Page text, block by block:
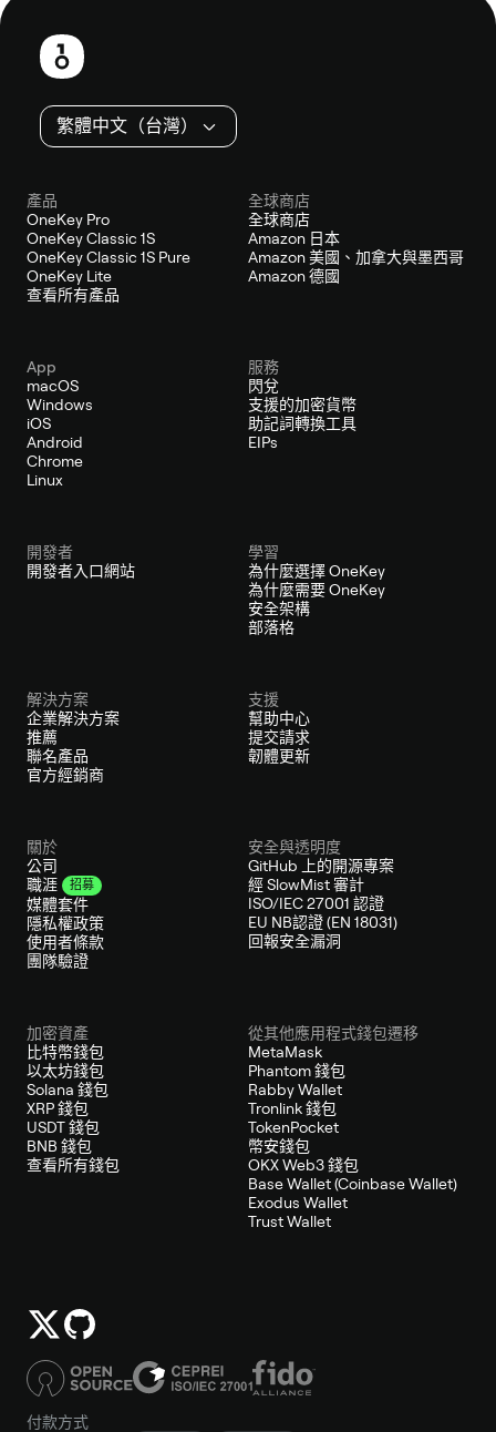
頁
繁體中文（台灣）
產品
OneKey Pro
OneKey Classic 1S
OneKey Classic 1S Pure
OneKey Lite
查看所有產品
全球商店
全球商店
Amazon 日本
Amazon 美國、加拿大與墨西哥
Amazon 德國
App
macOS
Windows
iOS
Android
Chrome
Linux
服務
閃兌
支援的加密貨幣
助記詞轉換工具
EIPs
開發者
開發者入口網站
學習
為什麼選擇 OneKey
為什麼需要 OneKey
安全架構
部落格
解決方案
企業解決方案
推薦
聯名產品
官方經銷商
支援
幫助中心
提交請求
韌體更新
關於
公司
職涯
招募
媒體套件
隱私權政策
使用者條款
團隊驗證
安全與透明度
GitHub 上的開源專案
經 SlowMist 審計
ISO/IEC 27001 認證
EU NB認證 (EN 18031)
回報安全漏洞
加密資產
比特幣錢包
以太坊錢包
Solana 錢包
XRP 錢包
USDT 錢包
BNB 錢包
查看所有錢包
從其他應用程式錢包遷移
MetaMask
Phantom 錢包
Rabby Wallet
Tronlink 錢包
TokenPocket
幣安錢包
OKX Web3 錢包
Base Wallet (Coinbase Wallet)
Exodus Wallet
Trust Wallet
付款方式